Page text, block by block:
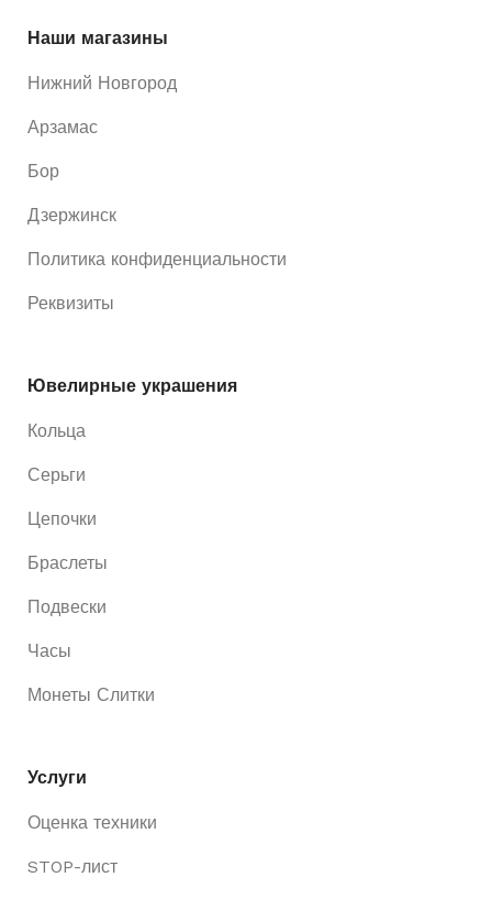
Наши магазины
Нижний Новгород
Арзамас
Бор
Дзержинск
Политика конфиденциальности
Реквизиты
Ювелирные украшения
Кольца
Серьги
Цепочки
Браслеты
Подвески
Часы
Монеты Слитки
Услуги
Оценка техники
STOP-лист